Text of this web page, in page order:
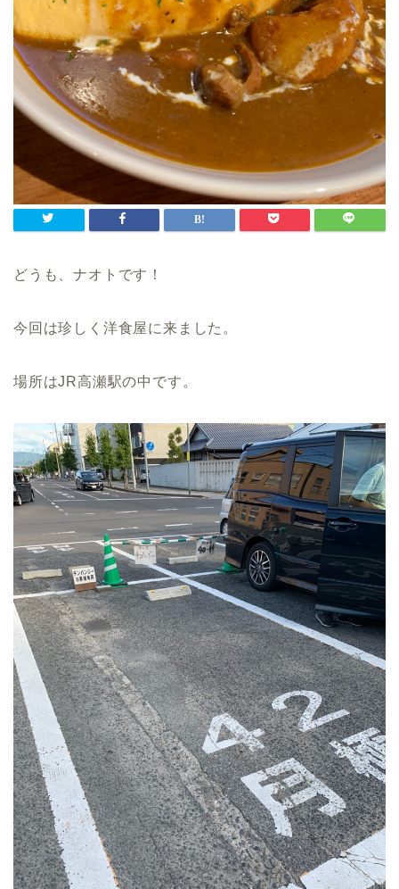
どうも、ナオトです！
今回は珍しく洋食屋に来ました。
場所はJR高瀬駅の中です。